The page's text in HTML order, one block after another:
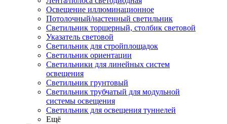
Освещение иллюминационное
Потолочный/настенный светильник
Светильник торшерный, столбик световой
Указатель световой
Светильник для стройплощадок
Светильник ориентации
Светильники для линейных систем
освещения
Светильник грунтовый
Светильник трубчатый для модульной
системы освещения
Светильник для освещения туннелей
Ещё